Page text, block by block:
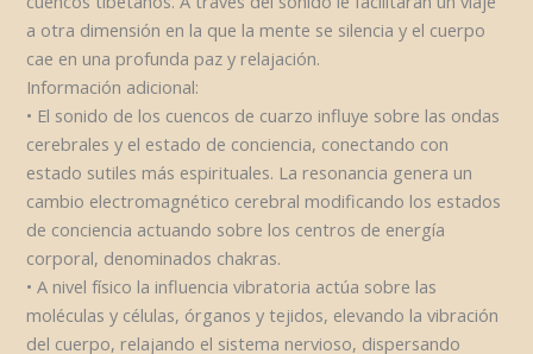
a otra dimensión en la que la mente se silencia y el cuerpo
cae en una profunda paz y relajación.
Información adicional:
• El sonido de los cuencos de cuarzo influye sobre las ondas
cerebrales y el estado de conciencia, conectando con
estado sutiles más espirituales. La resonancia genera un
cambio electromagnético cerebral modificando los estados
de conciencia actuando sobre los centros de energía
corporal, denominados chakras.
• A nivel físico la influencia vibratoria actúa sobre las
moléculas y células, órganos y tejidos, elevando la vibración
del cuerpo, relajando el sistema nervioso, dispersando